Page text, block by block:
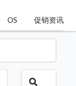
OS 促销资讯